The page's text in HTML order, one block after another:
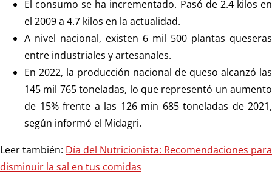
El consumo se ha incrementado. Pasó de 2.4 kilos en
el 2009 a 4.7 kilos en la actualidad.
A nivel nacional, existen 6 mil 500 plantas queseras
entre industriales y artesanales.
En 2022, la producción nacional de queso alcanzó las
145 mil 765 toneladas, lo que representó un aumento
de 15% frente a las 126 min 685 toneladas de 2021,
según informó el Midagri.
Leer también: Día del Nutricionista: Recomendaciones para
disminuir la sal en tus comidas